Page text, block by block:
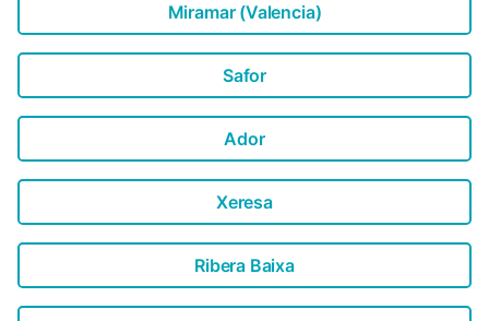
Miramar (Valencia)
Safor
Ador
Xeresa
Ribera Baixa